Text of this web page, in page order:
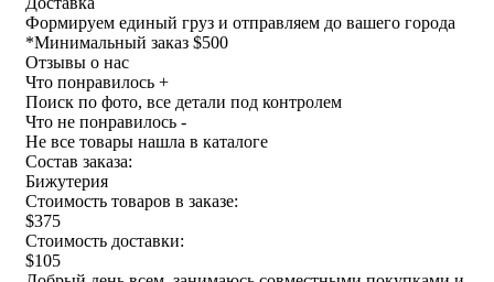
Формируем единый груз и отправляем до вашего города
*Минимальный заказ $500
Отзывы о нас
Что понравилось +
Поиск по фото, все детали под контролем
Что не понравилось -
Не все товары нашла в каталоге
Состав заказа:
Бижутерия
Стоимость товаров в заказе:
$375
Стоимость доставки:
$105